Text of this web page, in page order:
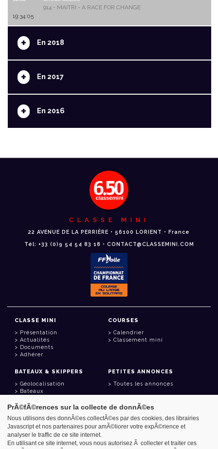
914 - MAITRI - A RACE FOR CHANGE
19:34:05
+ En 2018
+ En 2017
+ En 2016
CLASSE MINI
22 AVENUE DE LA PERRIÈRE • 56100 LORIENT • France
Tél: +33 (0)9 54 54 83 18 • CONTACT@CLASSEMINI.COM
CLASSE MINI
Présentation
Actualités
Documents
Adhérer
COURSES
Calendrier
Classement mini
BATEAUX & SKIPPERS
Géolocalisation
Bateaux
PETITES ANNONCES
Toutes les annonces
LIENS UTILES
Espace adhérent
Contact
Carnet d'adresses
PrÃ©fÃ©rences sur la collecte de donnÃ©es
Nous utilisons des donnÃ©es collectÃ©es par des cookies, des librairies
Javascript et nos partenaires pour amÃ©liorer votre expÃ©rience et
analyser le traffic de ce site internet.
En utilisant ce site internet, vous nous autorisez Ã collecter et traiter ces